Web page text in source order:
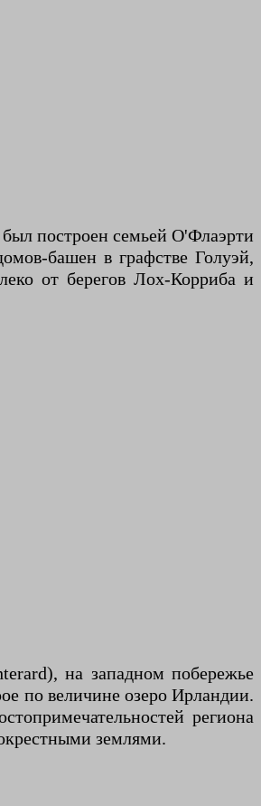
построен семьей О'Флаэрти
башен в графстве Голуэй,
от берегов Лох-Корриба и
на западном побережье
по величине озеро Ирландии.
региона
землями.